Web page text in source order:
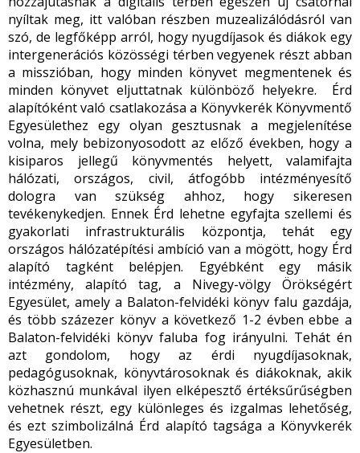
nyíltak meg, itt valóban részben muzealizálódásról van
szó, de legfőképp arról, hogy nyugdíjasok és diákok egy
intergenerációs közösségi térben vegyenek részt abban
a misszióban, hogy minden könyvet megmentenek és
minden könyvet eljuttatnak különböző helyekre. Érd
alapítóként való csatlakozása a Könyvkerék Könyvmentő
Egyesülethez egy olyan gesztusnak a megjelenítése
volna, mely bebizonyosodott az előző években, hogy a
kisiparos jellegű könyvmentés helyett, valamifajta
hálózati, országos, civil, átfogóbb intézményesítő
dologra van szükség ahhoz, hogy sikeresen
tevékenykedjen. Ennek Érd lehetne egyfajta szellemi és
gyakorlati infrastrukturális központja, tehát egy
országos hálózatépítési ambíció van a mögött, hogy Érd
alapító tagként belépjen. Egyébként egy másik
intézmény, alapító tag, a Nivegy-völgy Örökségért
Egyesület, amely a Balaton-felvidéki könyv falu gazdája,
és több százezer könyv a következő 1-2 évben ebbe a
Balaton-felvidéki könyv faluba fog irányulni. Tehát én
azt gondolom, hogy az érdi nyugdíjasoknak,
pedagógusoknak, könyvtárosoknak és diákoknak, akik
közhasznú munkával ilyen elképesztő értéksűrűségben
vehetnek részt, egy különleges és izgalmas lehetőség,
és ezt szimbolizálná Érd alapító tagsága a Könyvkerék
Egyesületben.